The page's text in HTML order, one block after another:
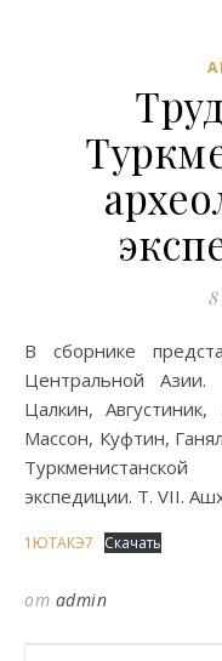
8
В сборнике представлены работы по археологии
Центральной Азии.
Цалкин,
Массон, Куфтин,
Туркменистанской
экспедиции. Т. VII.
1ЮТАКЭ7 Скачать
от admin